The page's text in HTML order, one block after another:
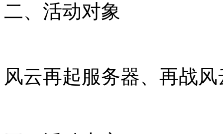
二、活动对象
风云再起服务器、再战